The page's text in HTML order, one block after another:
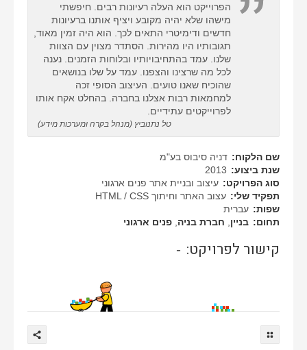
הפרוייקט הוא העלה רעיונות רבים. חיפשתי
מישהו שלא יהיה מקובע ויציף אותנו ברעיונות
חדשים ודימיטרי התאים לכך. הוא היה זמין מאוד,
תגובותיו היו מהירות. הסתדר מצוין עם הצוות
שלנו. עמד בהתחיבויותיו ובלוחות הזמנים. נענה
לכל מה שרצינו והצפנו. עמד על שלו בנושאים
שהוכיח שאנו טועים. העיצוב הסופי זכה
למחמאות רבות אצלנו בחברה. בהחלט אקח אותו
לפרוייקטים עתידיים.
טל נתנוביץ (מנהל בקרה ומערכות מידע)
שם הלקוח: דניה סיבוס בע"מ
שנת ביצוע:
סוג הפרויקט: עיצוב ובניית אתר פנים ארגוני
תפקיד שלי: עצוב האתר וחיתוך HTML / CSS
שפות: עברית
תחום: בניין חברת בניה פנים ארגוני
קישור לפרויקט: -